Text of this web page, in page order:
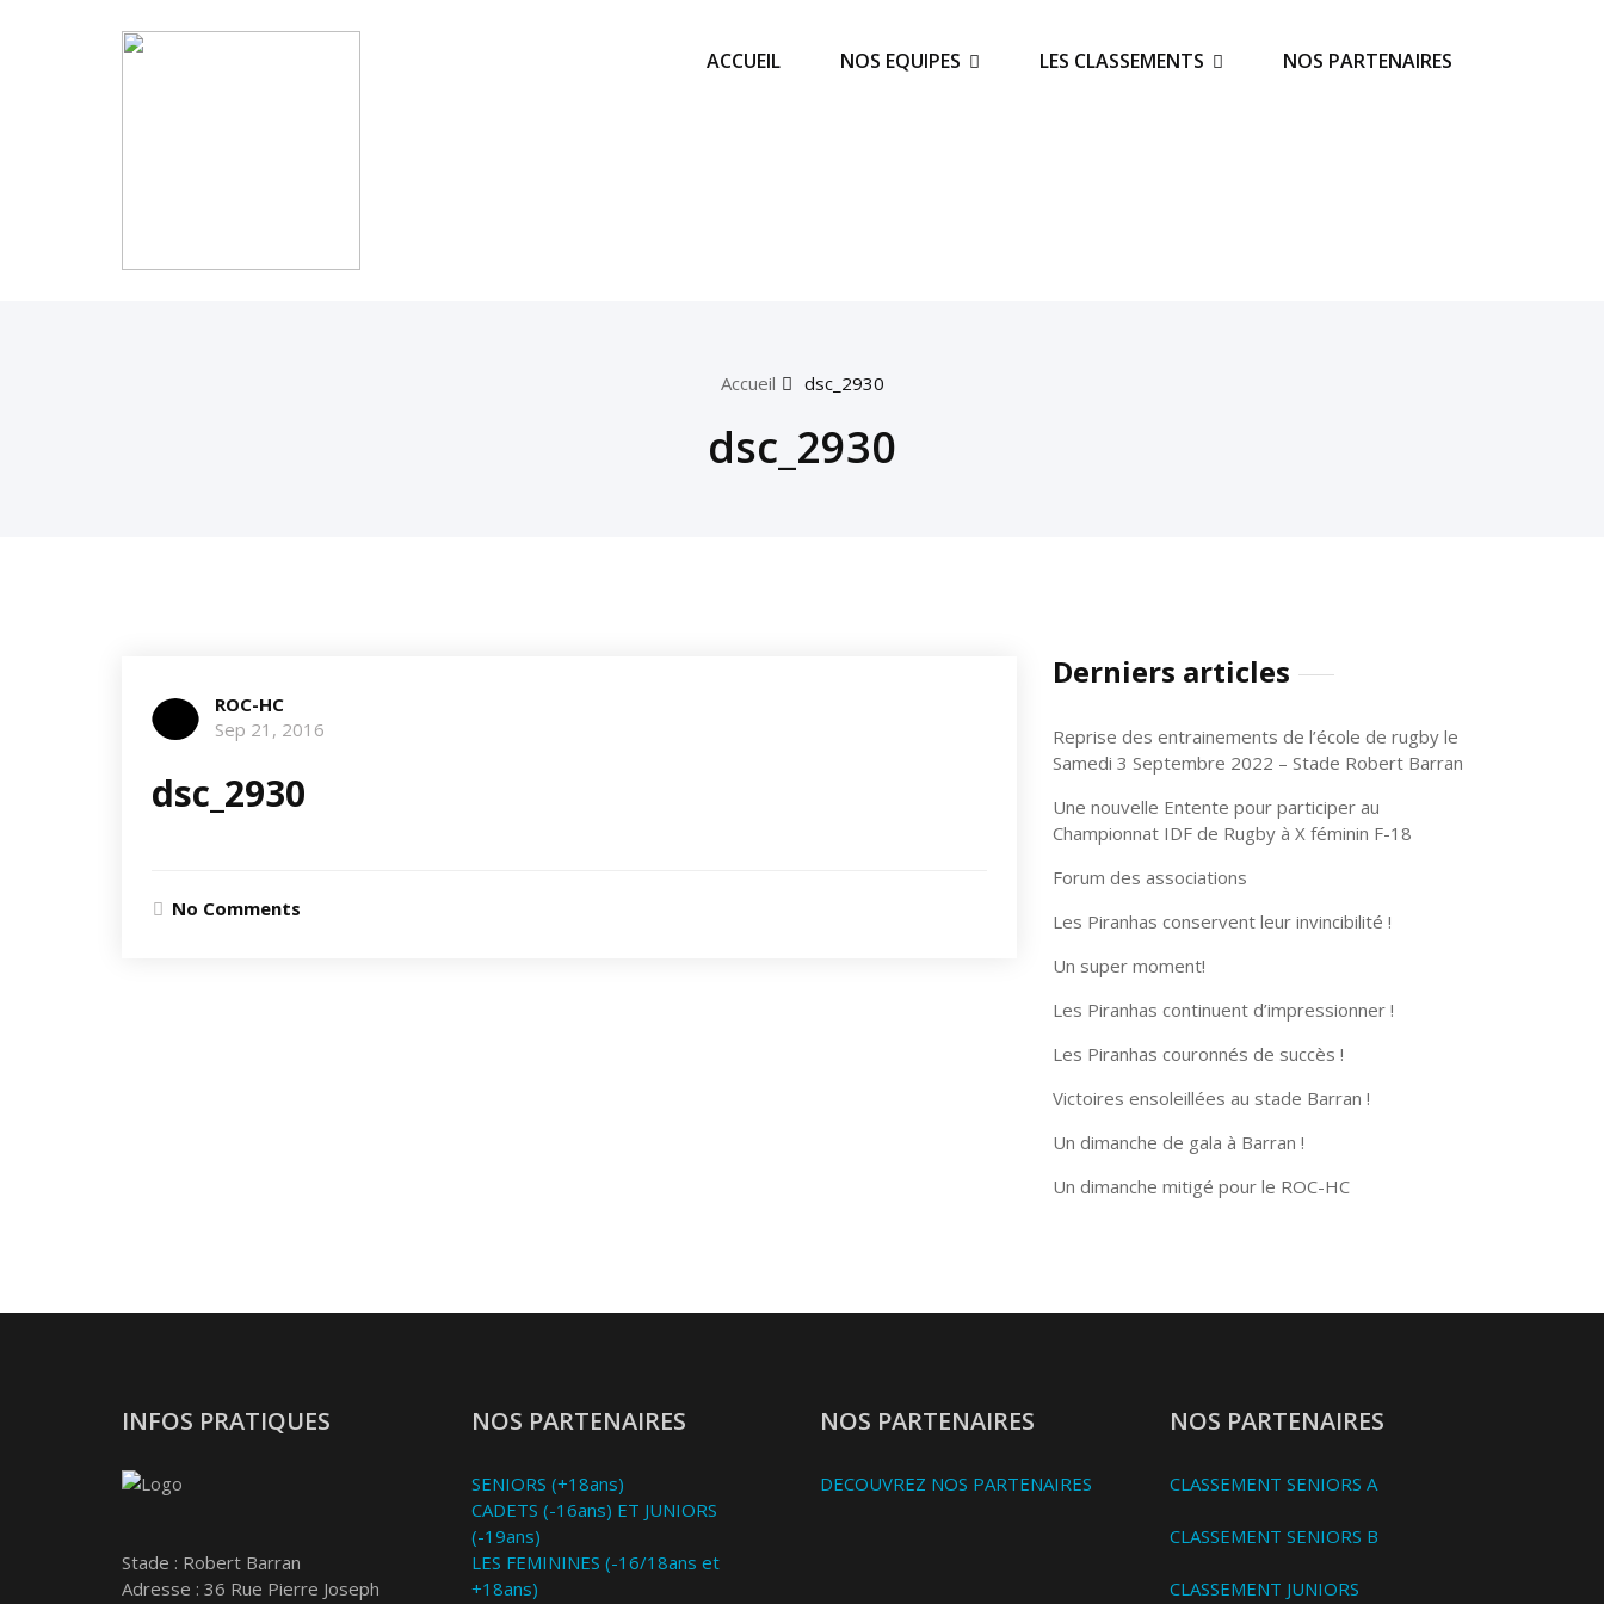
ACCUEIL NOS EQUIPES LES CLASSEMENTS NOS PARTENAIRES
Accueil dsc_2930
dsc_2930
ROC-HC
Sep 21, 2016
dsc_2930
No Comments
Derniers articles
Reprise des entrainements de l’école de rugby le
Samedi 3 Septembre 2022 – Stade Robert Barran
Une nouvelle Entente pour participer au
Championnat IDF de Rugby à X féminin F-18
Forum des associations
Les Piranhas conservent leur invincibilité !
Un super moment!
Les Piranhas continuent d’impressionner !
Les Piranhas couronnés de succès !
Victoires ensoleillées au stade Barran !
Un dimanche de gala à Barran !
Un dimanche mitigé pour le ROC-HC
INFOS PRATIQUES
Stade : Robert Barran
Adresse : 36 Rue Pierre Joseph
NOS PARTENAIRES
SENIORS (+18ans)
CADETS (-16ans) ET JUNIORS
(-19ans)
LES FEMININES (-16/18ans et
+18ans)
NOS PARTENAIRES
DECOUVREZ NOS PARTENAIRES
NOS PARTENAIRES
CLASSEMENT SENIORS A
CLASSEMENT SENIORS B
CLASSEMENT JUNIORS